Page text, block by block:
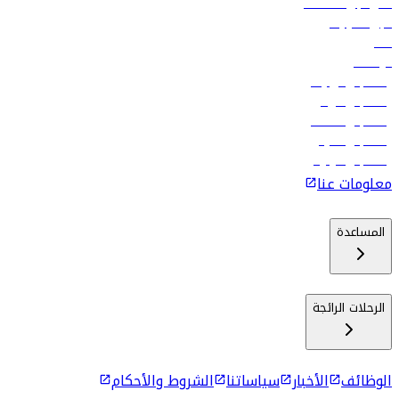
تأجير السيارات
فنادق
الوظائف
رحلات إلى تبيليسي
رحلات إلى الرياض
رحلات إلى مسقط
رحلات إلى ماليه
رحلات إلى كولومبو
معلومات عنا
المساعدة
الرحلات الرائجة
الوظائف الأخبار سياساتنا الشروط والأحكام